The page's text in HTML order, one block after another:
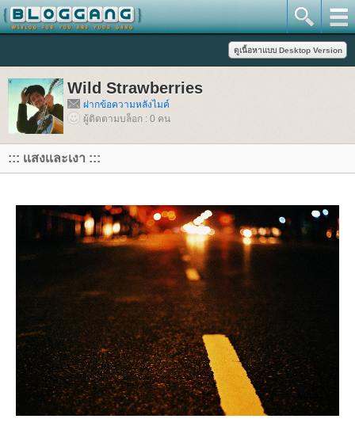
Wild Strawberries
ฝากข้อความหลังไมค์
ผู้ติดตามบล็อก : 0 คน
::: เเสงเเละเงา :::